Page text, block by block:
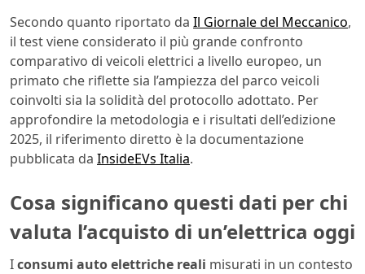
Secondo quanto riportato da Il Giornale del Meccanico,
il test viene considerato il più grande confronto
comparativo di veicoli elettrici a livello europeo, un
primato che riflette sia l’ampiezza del parco veicoli
coinvolti sia la solidità del protocollo adottato. Per
approfondire la metodologia e i risultati dell’edizione
2025, il riferimento diretto è la documentazione
pubblicata da InsideEVs Italia.
Cosa significano questi dati per chi
valuta l’acquisto di un’elettrica oggi
Iconsumi auto elettriche reali misurati in un contesto